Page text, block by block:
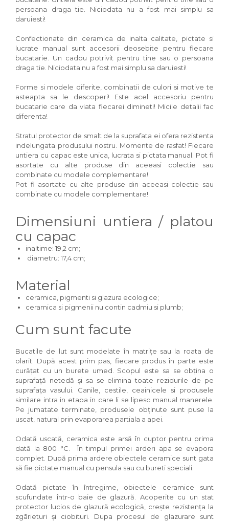
persoana draga tie. Niciodata nu a fost mai simplu sa
daruiesti!
Confectionate din ceramica de inalta calitate, pictate si
lucrate manual sunt accesorii deosebite pentru fiecare
bucatarie. Un cadou potrivit pentru tine sau o persoana
draga tie. Niciodata nu a fost mai simplu sa daruiesti!
Forme si modele diferite, combinatii de culori si motive te
asteapta sa le descoperi! Este acel accesoriu pentru
bucatarie care da viata fiecarei dimineti! Micile detalii fac
diferenta!
Stratul protector de smalt de la suprafata ei ofera rezistenta
indelungata produsului nostru. Momente de rasfat! Fiecare
untiera cu capac este unica, lucrata si pictata manual. Pot fi
asortate cu alte produse din aceeasi colectie sau
combinate cu modele complementare!
Pot fi asortate cu alte produse din aceeasi colectie sau
combinate cu modele complementare!
Dimensiuni untiera / platou
cu capac
inaltime: 19,2 cm;
diametru: 17,4 cm;
Material
ceramica, pigmenti si glazura ecologice;
ceramica si pigmenii nu contin cadmiu si plumb;
Cum sunt facute
Bucatile de lut sunt modelate în matrițe sau la roata de
olarit. După acest prim pas, fiecare produs în parte este
curățat cu un burete umed. Scopul este sa se obțina o
suprafață netedă și sa se elimina toate rezidurile de pe
suprafața vasului. Canile, cestile, ceainicele si produsele
similare intra in etapa in care li se lipesc manual manerele.
Pe jumatate terminate, produsele obținute sunt puse la
uscat, natural prin evaporarea partiala a apei.
Odată uscată, ceramica este arsă în cuptor pentru prima
dată la 800 °C. În timpul primei arderi apa se evapora
complet. După prima ardere obiectele ceramice sunt gata
să fie pictate manual cu pensula sau cu bureti speciali.
Odată pictate în întregime, obiectele ceramice sunt
scufundate într-o baie de glazură. Acoperite cu un stat
protector lucios de glazură ecologică, crește rezistența la
zgârieturi și ciobituri. Dupa procesul de glazurare sunt